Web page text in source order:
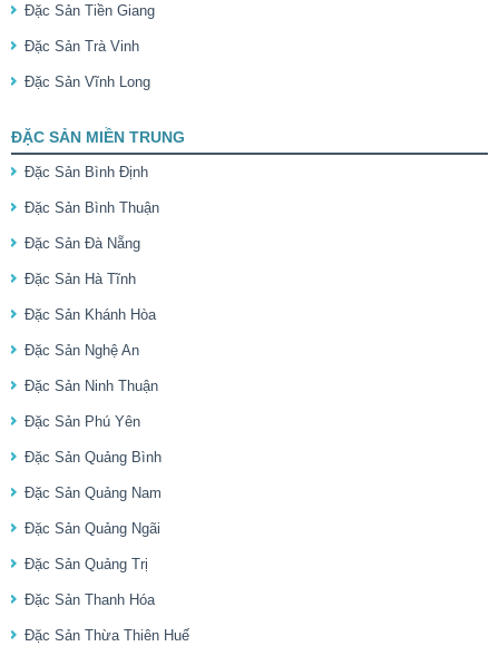
Đặc Sản Tiền Giang
Đặc Sản Trà Vinh
Đặc Sản Vĩnh Long
ĐẶC SẢN MIỀN TRUNG
Đặc Sản Bình Định
Đặc Sản Bình Thuận
Đặc Sản Đà Nẵng
Đặc Sản Hà Tĩnh
Đặc Sản Khánh Hòa
Đặc Sản Nghệ An
Đặc Sản Ninh Thuận
Đặc Sản Phú Yên
Đặc Sản Quảng Bình
Đặc Sản Quảng Nam
Đặc Sản Quảng Ngãi
Đặc Sản Quảng Trị
Đặc Sản Thanh Hóa
Đặc Sản Thừa Thiên Huế